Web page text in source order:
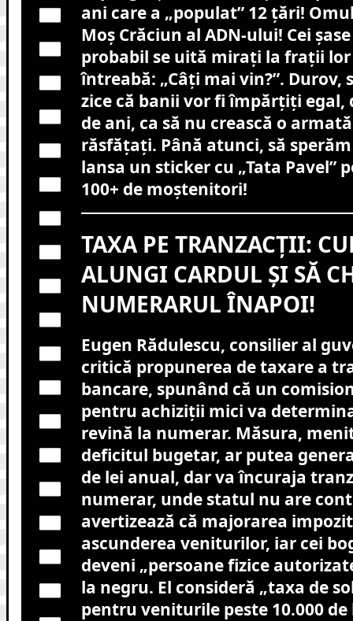
ani care a „populat” 12 țări!
Moș Crăciun al ADN-ului! Cei
probabil se uită mirați la frații lor
întreabă: „Câți mai vin?”. Durov,
zice că banii vor fi împărțiți egal,
de ani, ca să nu crească o
răsfățați. Până atunci, să
lansa un sticker cu „Tata Pavel”
100+ de moștenitori!
TAXA PE TRANZACȚII:
ALUNGI CARDUL ȘI SĂ
NUMERARUL ÎNAPOI!
Eugen Rădulescu, consilier al
critică propunerea de taxare a
bancare, spunând că un
pentru achiziții mici va
revină la numerar. Măsura,
deficitul bugetar, ar putea
de lei anual, dar va încuraja
numerar, unde statul nu are
avertizează că majorarea
ascunderea veniturilor, iar cei
deveni „persoane fizice
la negru. El consideră „taxa de
pentru veniturile peste 10.000